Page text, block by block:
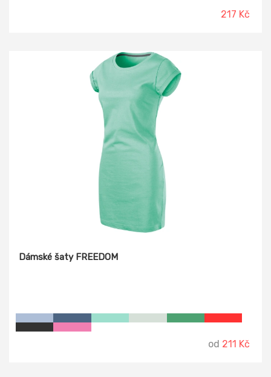
lemovány tmavě modře. Pro pohodlné nošení má tílko širší
ramínka. Stylový design pro vaše letní výlety na vodu, k
217 Kč
Dámské šaty FREEDOM
od 211 Kč